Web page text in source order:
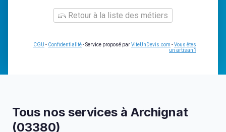
Retour à la liste des métiers
CGU - Confidentialité- Service proposé parViteUnDevis.com -Vous êtes
un artisan ?
Tous nos services à Archignat
(03380)